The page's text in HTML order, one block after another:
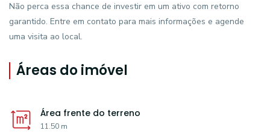
Não perca essa chance de investir em um ativo com retorno
garantido. Entre em contato para mais informações e agende
uma visita ao local.
Áreas do imóvel
Área frente do terreno
11.50 m